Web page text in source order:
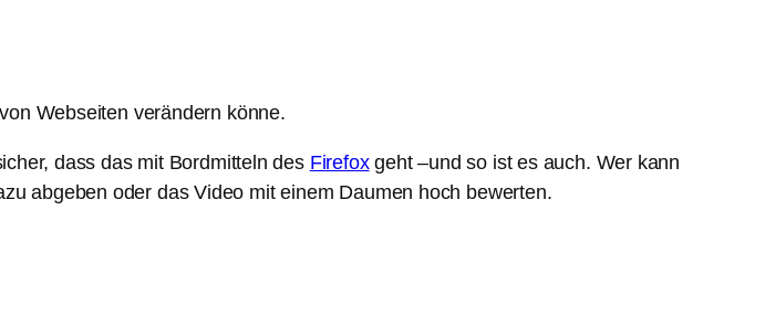
Webseiten verändern könne.
dass das mit Bordmitteln des Firefoxgeht –und so ist es auch. Wer kann
abgeben oder das Video mit einem Daumen hoch bewerten.